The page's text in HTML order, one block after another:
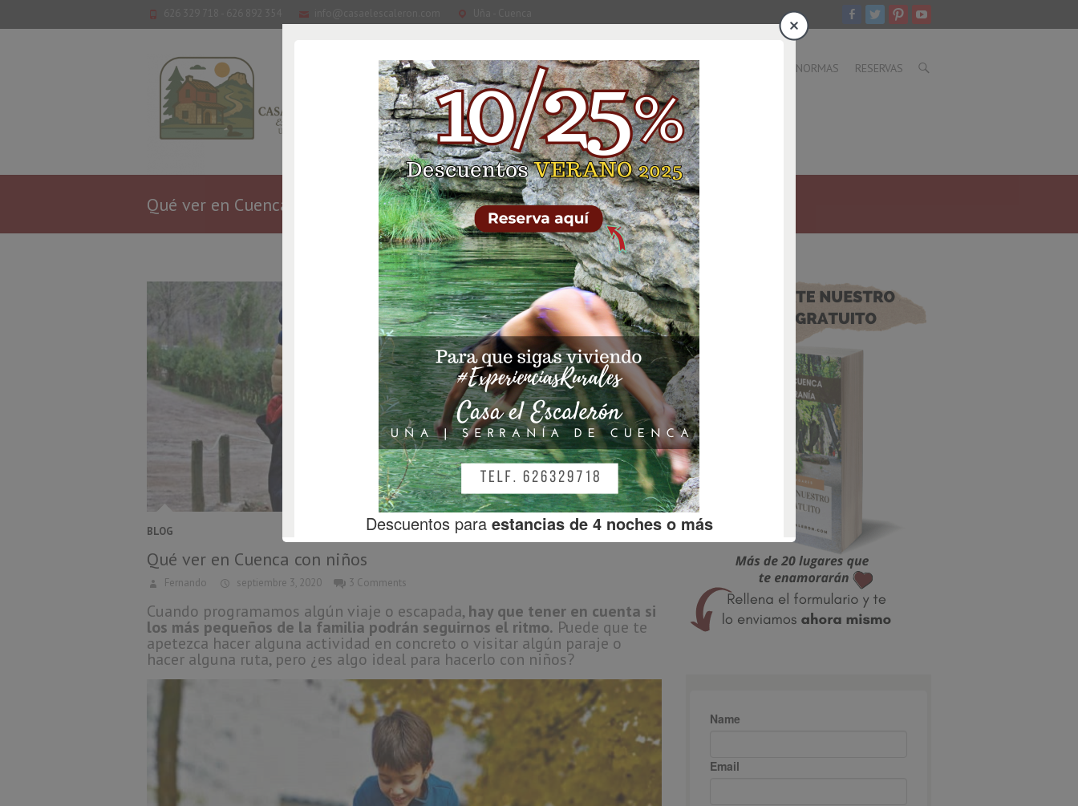
LAS CASAS ALREDEDORES QUÉ VER QUÉ HACER NORMAS RESERVAS
Qué ver en Cuenca con niños
BLOG
Qué ver en Cuenca con niños
Fernando septiembre 3, 2020 3 Comments
Cuando programamos algún viaje o escapada,hay que tener en cuenta si
los más pequeños de la familia podrán seguirnos el ritmo. Puede que te
apetezca hacer alguna actividad en concreto o visitar algún paraje o
hacer alguna ruta, pero ¿es algo ideal para hacerlo con niños?